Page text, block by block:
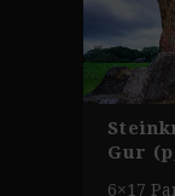
Gur
6×17